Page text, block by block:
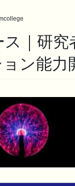
｜研究
ン能力